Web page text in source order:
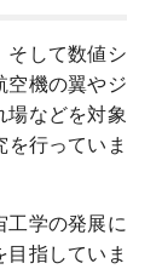
そして数値シ
空機の翼やジ
場などを対象
を行っていま
工学の発展に
指していま